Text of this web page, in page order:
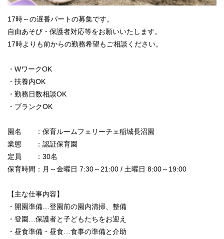
17時～の遅番パートの募集です。
自由あそび・保護者対応等をお願いいたします。
17時よりも前からの勤務希望もご相談ください。
・WワークOK
・扶養内OK
・勤務日数相談OK
・ブランクOK
園名 ：保育ルームフェリーチェ稲城長沼園
業態 ：認証保育園
定員 ：30名
保育時間：月～金曜日 7:30～21:00 / 土曜日 8:00～19:00
【主な仕事内容】
・開園準備…登園前の園内清掃、整備
・登園…保護者と子どもたちをお迎え
・昼食準備・昼食…食事の準備と介助